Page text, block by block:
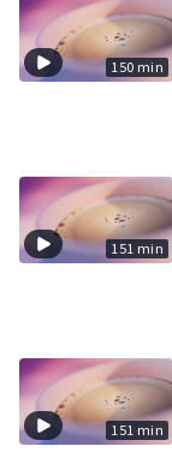
150 min
151 min
151 min